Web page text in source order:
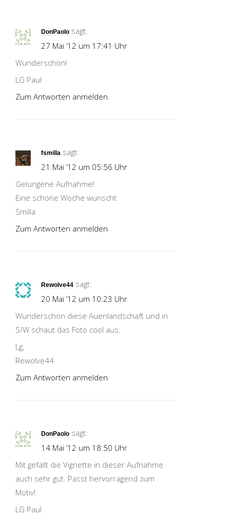
DonPaolo sagt:
27 Mai ’12 um 17:41 Uhr
Wunderschön!
LG Paul
Zum Antworten anmelden
fsmilla sagt:
21 Mai ’12 um 05:56 Uhr
Gelungene Aufnahme!
Eine schöne Woche wünscht
Smilla
Zum Antworten anmelden
Rewolve44 sagt:
20 Mai ’12 um 10:23 Uhr
Wunderschön diese Auenlandschaft und in
S/W schaut das Foto cool aus.
Lg,
Rewolve44
Zum Antworten anmelden
DonPaolo sagt:
14 Mai ’12 um 18:50 Uhr
Mit gefällt die Vignette in dieser Aufnahme
auch sehr gut. Passt hervorragend zum
Motiv!
LG Paul